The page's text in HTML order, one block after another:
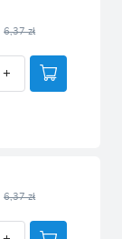
6,37 zł
6,37 zł